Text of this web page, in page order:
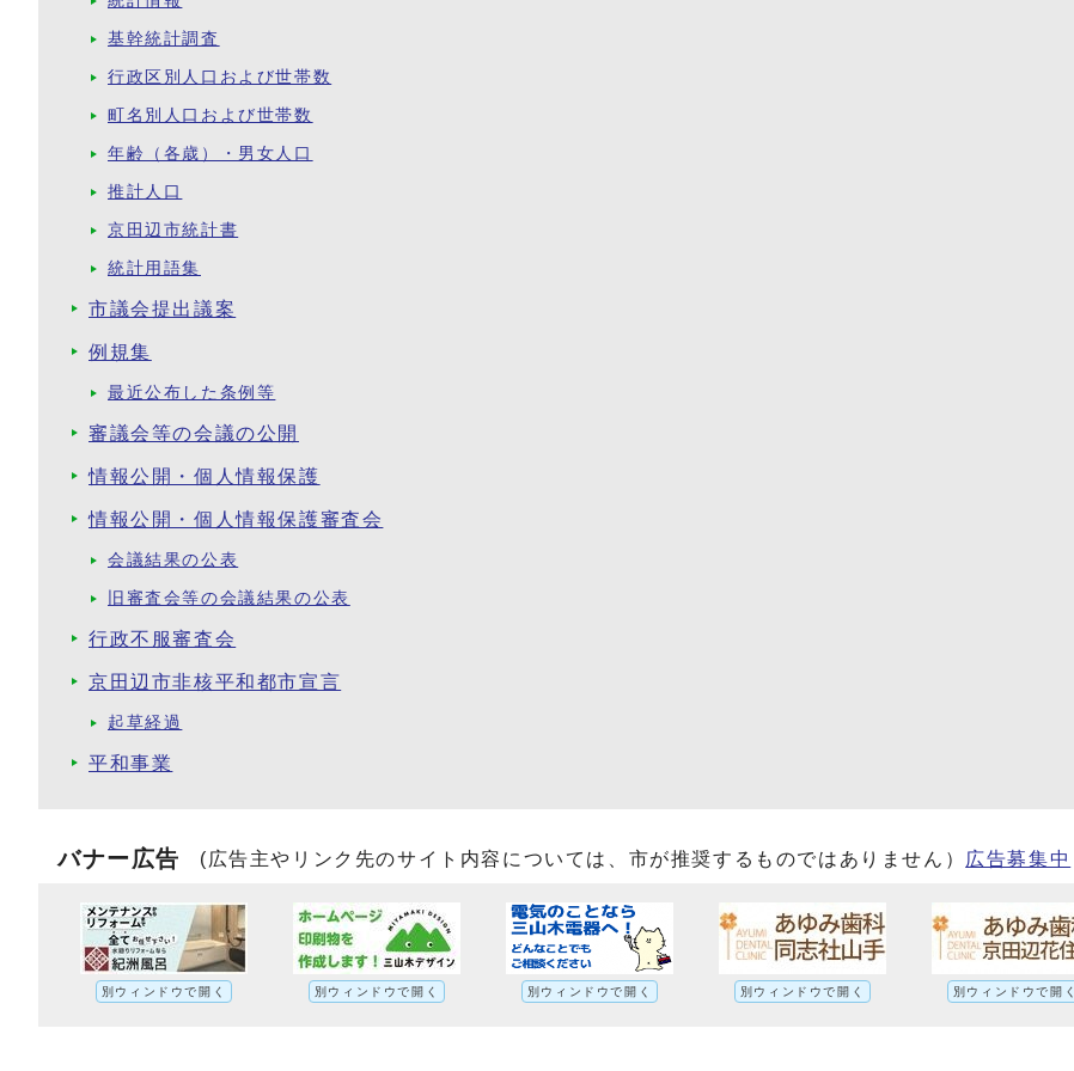
基幹統計調査
行政区別人口および世帯数
町名別人口および世帯数
年齢（各歳）・男女人口
推計人口
京田辺市統計書
統計用語集
市議会提出議案
例規集
最近公布した条例等
審議会等の会議の公開
情報公開・個人情報保護
情報公開・個人情報保護審査会
会議結果の公表
旧審査会等の会議結果の公表
行政不服審査会
京田辺市非核平和都市宣言
起草経過
平和事業
バナー広告 (広告主やリンク先のサイト内容については、市が推奨するものではありません） 広告募集中
別ウィンドウで開く 別ウィンドウで開く 別ウィンドウで開く 別ウィンドウで開く 別ウィンドウで開く